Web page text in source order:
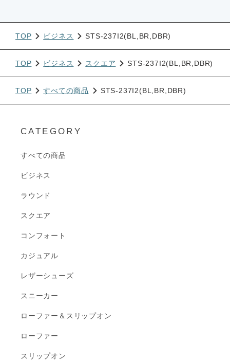
TOP ビジネス STS-237I2(BL,BR,DBR)
TOP ビジネス スクエア STS-237I2(BL,BR,DBR)
TOP すべての商品 STS-237I2(BL,BR,DBR)
CATEGORY
すべての商品
ビジネス
ラウンド
スクエア
コンフォート
カジュアル
レザーシューズ
スニーカー
ローファー＆スリップオン
ローファー
スリップオン